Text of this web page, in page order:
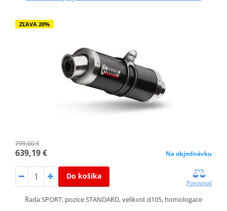
ZĽAVA 20%
799,00 €
639,19 € Na objednávku
Do košíka
Porovnať
Řada SPORT, pozice STANDARD, velikost d105, homologace